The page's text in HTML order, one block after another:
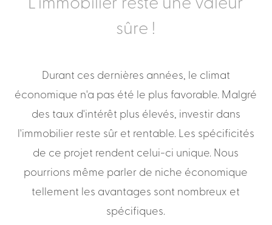
L’immobilier reste une valeur
sûre !
Durant ces dernières années, le climat
économique n'a pas été le plus favorable. Malgré
des taux d'intérêt plus élevés, investir dans
l'immobilier reste sûr et rentable. Les spécificités
de ce projet rendent celui-ci unique. Nous
pourrions même parler de niche économique
tellement les avantages sont nombreux et
spécifiques.